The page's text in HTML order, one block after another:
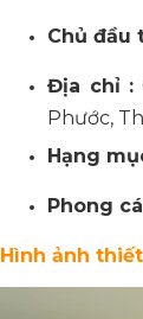
Chủ đầu
Địa chỉ :
Phước,
Hạng
Phong
Hình ảnh